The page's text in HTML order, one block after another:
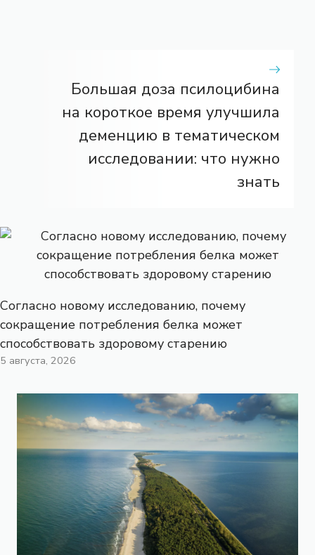
Большая доза псилоцибина
на короткое время улучшила
деменцию в тематическом
исследовании: что нужно
знать
Согласно новому исследованию, почему
сокращение потребления белка может
способствовать здоровому старению
5 августа, 2026